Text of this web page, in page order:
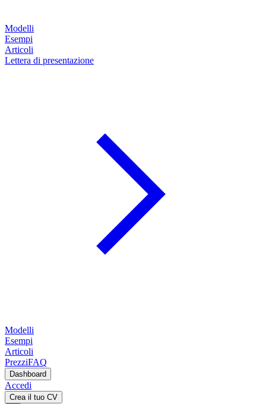
Modelli
Esempi
Articoli
Lettera di presentazione
Modelli
Esempi
Articoli
PrezziFAQ
Dashboard
Accedi
Crea il tuo CV